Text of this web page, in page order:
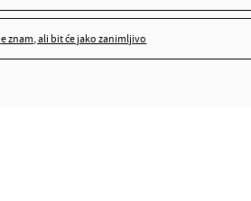
ne znam, ali bit će jako zanimljivo